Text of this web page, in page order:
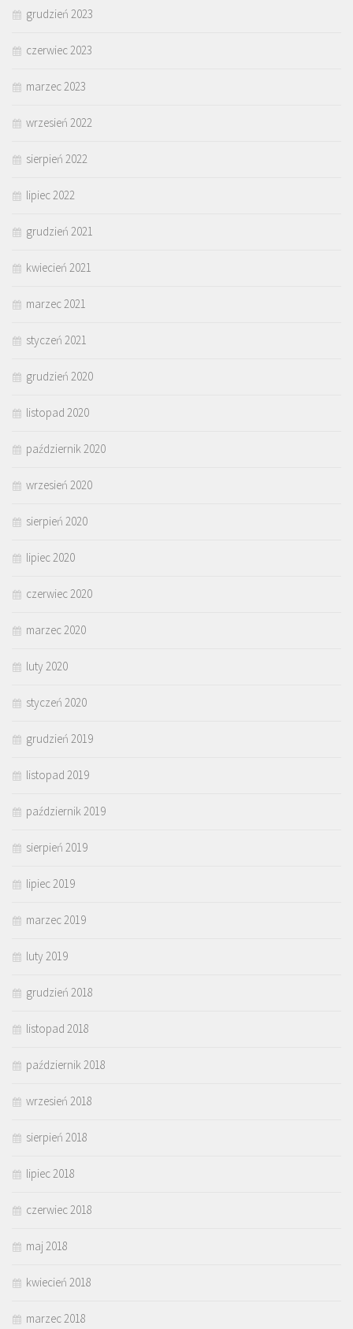
grudzień 2023
czerwiec 2023
marzec 2023
wrzesień 2022
sierpień 2022
lipiec 2022
grudzień 2021
kwiecień 2021
marzec 2021
styczeń 2021
grudzień 2020
listopad 2020
październik 2020
wrzesień 2020
sierpień 2020
lipiec 2020
czerwiec 2020
marzec 2020
luty 2020
styczeń 2020
grudzień 2019
listopad 2019
październik 2019
sierpień 2019
lipiec 2019
marzec 2019
luty 2019
grudzień 2018
listopad 2018
październik 2018
wrzesień 2018
sierpień 2018
lipiec 2018
czerwiec 2018
maj 2018
kwiecień 2018
marzec 2018